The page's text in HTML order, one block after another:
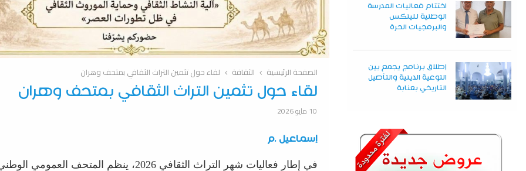
الصفحة الرئيسية الثقافة لقاء حول تثمين التراث الثقافي بمتحف وهران
لقاء حول تثمين التراث الثقافي بمتحف وهران
10 مايو 2026
إسماعيل .م
في إطار فعاليات شهر التراث الثقافي 2026، ينظم المتحف
اختتام فعاليات المدرسة
الوطنية للينكس
والبرمجيات الحرة
إطلاق برنامج يجمع بين
التوعية الدينية والتأصيل
التاريخي بعنابة